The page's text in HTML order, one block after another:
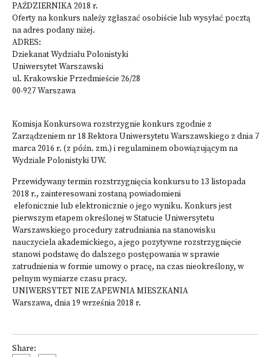
PAŹDZIERNIKA 2018 r.
Oferty na konkurs należy zgłaszać osobiście lub wysyłać pocztą
na adres podany niżej.
ADRES:
Dziekanat Wydziału Polonistyki
Uniwersytet Warszawski
ul. Krakowskie Przedmieście 26/28
00-927 Warszawa
Komisja Konkursowa rozstrzygnie konkurs zgodnie z
Zarządzeniem nr 18 Rektora Uniwersytetu Warszawskiego z dnia 7
marca 2016 r. (z późn. zm.) i regulaminem obowiązującym na
Wydziale Polonistyki UW.
Przewidywany termin rozstrzygnięcia konkursu to 13 listopada
2018 r., zainteresowani zostaną powiadomieni
elefonicznie lub elektronicznie o jego wyniku. Konkurs jest
pierwszym etapem określonej w Statucie Uniwersytetu
Warszawskiego procedury zatrudniania na stanowisku
nauczyciela akademickiego, a jego pozytywne rozstrzygnięcie
stanowi podstawę do dalszego postępowania w sprawie
zatrudnienia w formie umowy o pracę, na czas nieokreślony, w
pełnym wymiarze czasu pracy.
UNIWERSYTET NIE ZAPEWNIA MIESZKANIA
Warszawa, dnia 19 września 2018 r.
Share: